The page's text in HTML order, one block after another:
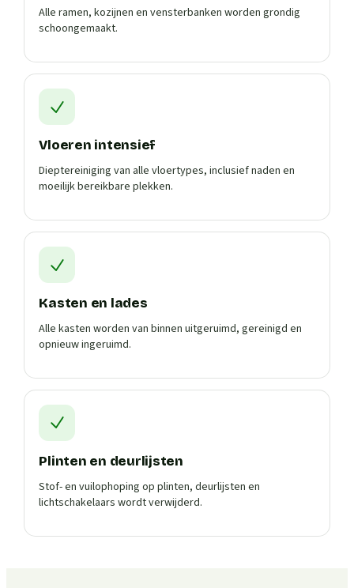
Alle ramen, kozijnen en vensterbanken worden grondig
schoongemaakt.
Vloeren intensief
Dieptereiniging van alle vloertypes, inclusief naden en
moeilijk bereikbare plekken.
Kasten en lades
Alle kasten worden van binnen uitgeruimd, gereinigd en
opnieuw ingeruimd.
Plinten en deurlijsten
Stof- en vuilophoping op plinten, deurlijsten en
lichtschakelaars wordt verwijderd.